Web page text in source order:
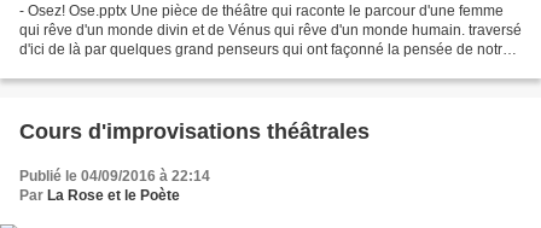
- Osez! Ose.pptx Une pièce de théâtre qui raconte le parcour d'une femme
qui rêve d'un monde divin et de Vénus qui rêve d'un monde humain. traversé
d'ici de là par quelques grand penseurs qui ont façonné la pensée de notre
Cours d'improvisations théâtrales
Publié le 04/09/2016 à 22:14
Par La Rose et le Poète